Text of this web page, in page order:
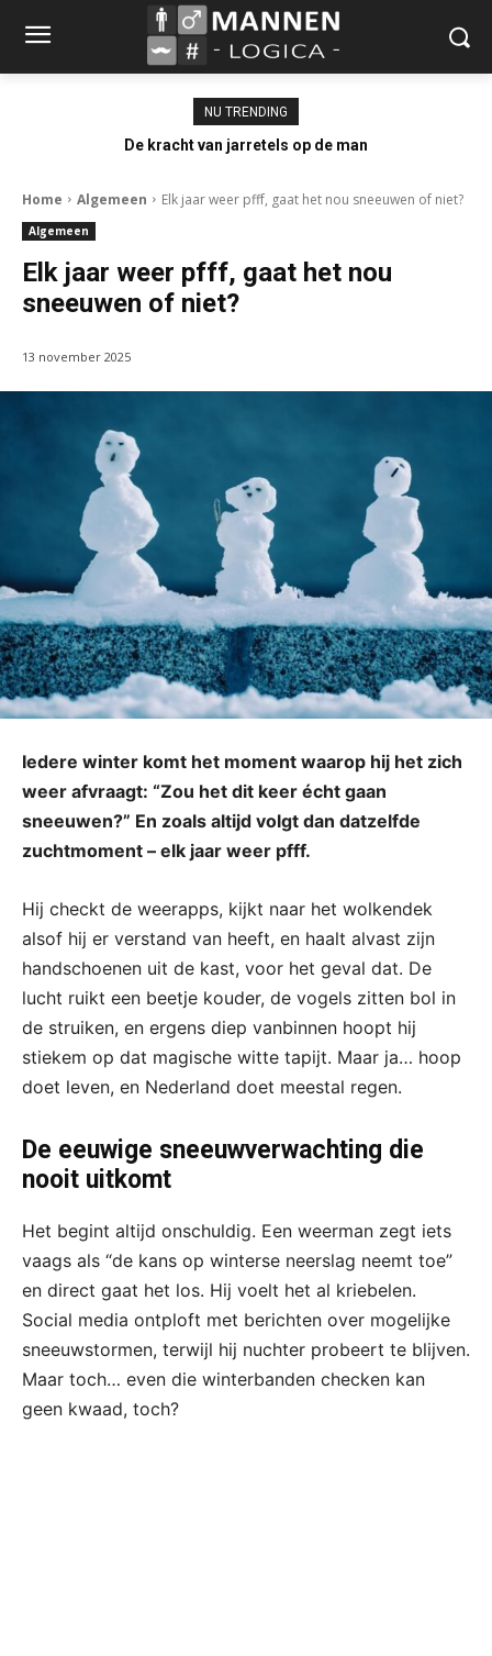
NU TRENDING
De kracht van jarretels op de man
Home Algemeen Elk jaar weer pfff, gaat het nou sneeuwen of niet?
Algemeen
Elk jaar weer pfff, gaat het nou
sneeuwen of niet?
13 november 2025
Iedere winter komt het moment waarop hij het zich
weer afvraagt: “Zou het dit keer écht gaan
sneeuwen?” En zoals altijd volgt dan datzelfde
zuchtmoment – elk jaar weer pfff.
Hij checkt de weerapps, kijkt naar het wolkendek
alsof hij er verstand van heeft, en haalt alvast zijn
handschoenen uit de kast, voor het geval dat. De
lucht ruikt een beetje kouder, de vogels zitten bol in
de struiken, en ergens diep vanbinnen hoopt hij
stiekem op dat magische witte tapijt. Maar ja… hoop
doet leven, en Nederland doet meestal regen.
De eeuwige sneeuwverwachting die
nooit uitkomt
Het begint altijd onschuldig. Een weerman zegt iets
vaags als “de kans op winterse neerslag neemt toe”
en direct gaat het los. Hij voelt het al kriebelen.
Social media ontploft met berichten over mogelijke
sneeuwstormen, terwijl hij nuchter probeert te blijven.
Maar toch… even die winterbanden checken kan
geen kwaad, toch?